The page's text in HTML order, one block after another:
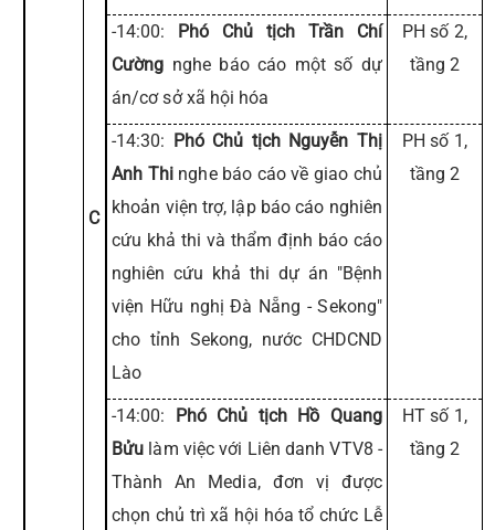
C
-14:00: Phó Chủ tịch Trần Chí
Cường nghe báo cáo một số dự
án/cơ sở xã hội hóa
PH số 2,
tầng 2
-14:30: Phó Chủ tịch Nguyễn Thị
Anh Thinghe báo cáo về giao chủ
khoản viện trợ, lập báo cáo nghiên
cứu khả thi và thẩm định báo cáo
nghiên cứu khả thi dự án "Bệnh
viện Hữu nghị Đà Nẵng - Sekong"
cho tỉnh Sekong, nước CHDCND
Lào
PH số 1,
tầng 2
-14:00: Phó Chủ tịch Hồ Quang
Bửu làm việc với Liên danh VTV8 -
Thành An Media, đơn vị được
chọn chủ trì xã hội hóa tổ chức Lễ
HT số 1,
tầng 2